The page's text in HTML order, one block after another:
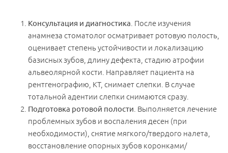
Консультация и диагностика . После изучения
анамнеза стоматолог осматривает ротовую полость,
оценивает степень устойчивости и локализацию
базисных зубов, длину дефекта, стадию атрофии
альвеолярной кости. Направляет пациента на
рентгенографию, КТ, снимает слепки. В случае
тотальной адентии слепки снимаются сразу.
Подготовка ротовой полости . Выполняется лечение
проблемных зубов и воспаления десен (при
необходимости), снятие мягкого/твердого налета,
восстановление опорных зубов коронками/